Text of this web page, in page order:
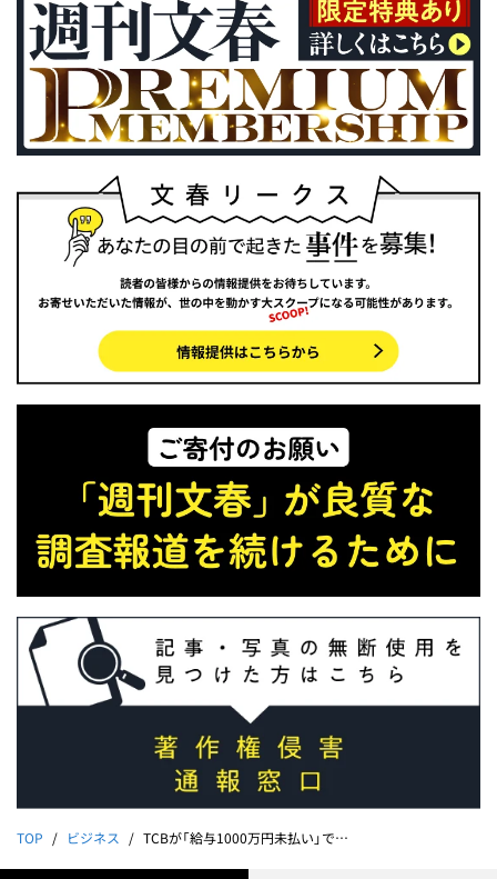
TOP ビジネス TCBが「給与1000万円未払い」で医師から訴えられた！《判決文入手》